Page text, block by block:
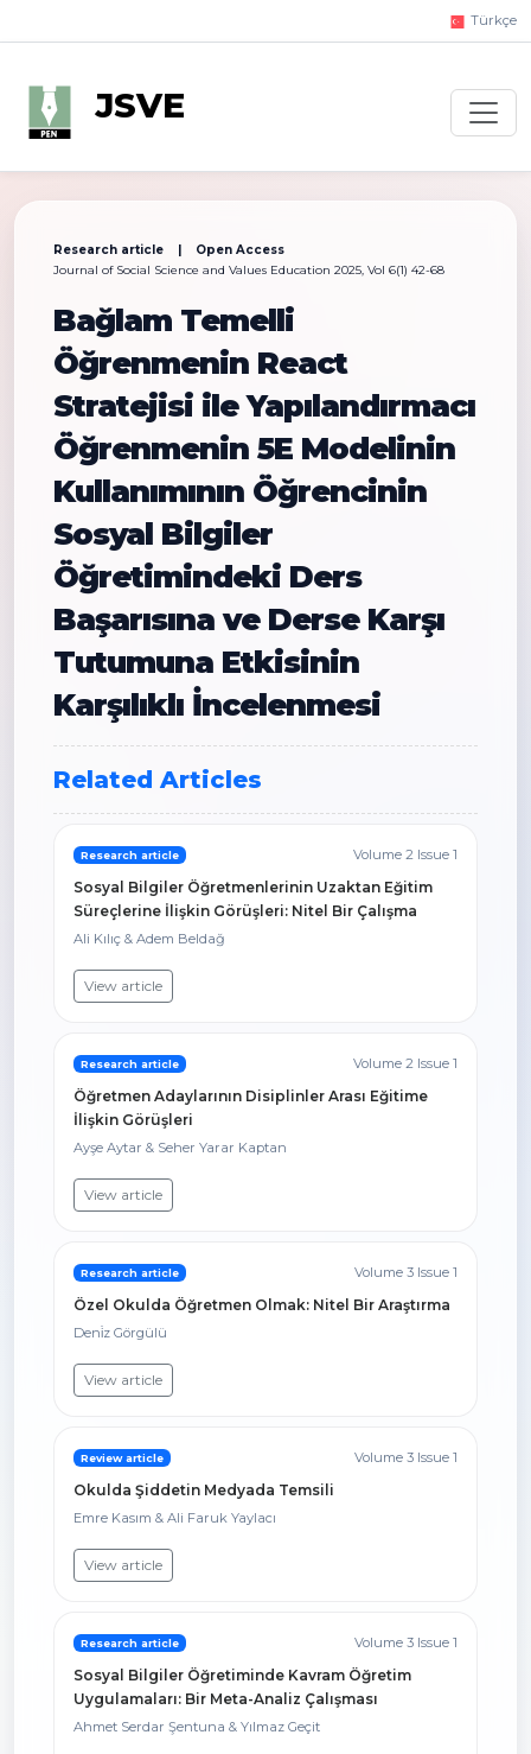
Türkçe
JSVE
Research article | Open Access
Journal of Social Science and Values Education 2025, Vol 6(1) 42-68
Bağlam Temelli
Öğrenmenin React
Stratejisi ile Yapılandırmacı
Öğrenmenin 5E Modelinin
Kullanımının Öğrencinin
Sosyal Bilgiler
Öğretimindeki Ders
Başarısına ve Derse Karşı
Tutumuna Etkisinin
Karşılıklı İncelenmesi
Related Articles
Research article Volume 2 Issue 1
Sosyal Bilgiler Öğretmenlerinin Uzaktan Eğitim
Süreçlerine İlişkin Görüşleri: Nitel Bir Çalışma
Ali Kılıç & Adem Beldağ
View article
Research article Volume 2 Issue 1
Öğretmen Adaylarının Disiplinler Arası Eğitime
İlişkin Görüşleri
Ayşe Aytar & Seher Yarar Kaptan
View article
Research article Volume 3 Issue 1
Özel Okulda Öğretmen Olmak: Nitel Bir Araştırma
Deni̇z Görgülü
View article
Review article Volume 3 Issue 1
Okulda Şiddetin Medyada Temsili
Emre Kasım & Ali Faruk Yaylacı
View article
Research article Volume 3 Issue 1
Sosyal Bilgiler Öğretiminde Kavram Öğretim
Uygulamaları: Bir Meta-Analiz Çalışması
Ahmet Serdar Şentuna & Yılmaz Geçit